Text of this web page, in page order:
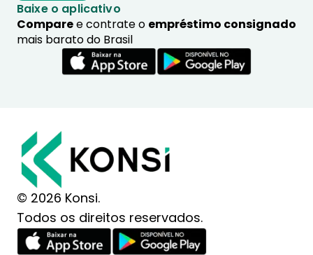
Baixe o aplicativo
Comparee contrate o empréstimo consignado
mais barato do Brasil
© 2026 Konsi.
Todos os direitos reservados.